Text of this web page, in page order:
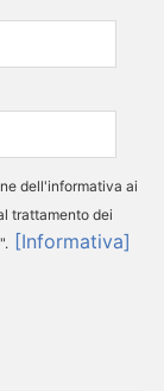
dell'informativa ai
trattamento dei
[Informativa]